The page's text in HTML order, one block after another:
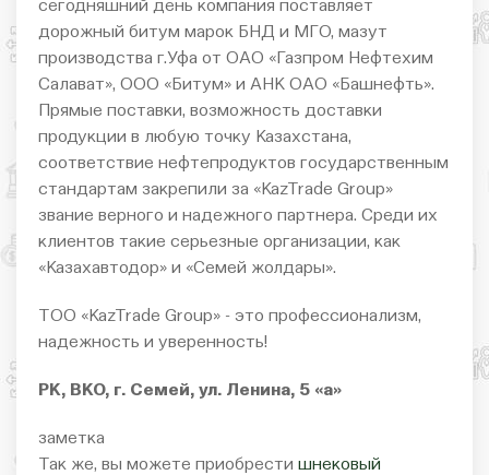
сегодняшний день компания поставляет
дорожный битум марок БНД и МГО, мазут
производства г.Уфа от ОАО «Газпром Нефтехим
Салават», ООО «Битум» и АНК ОАО «Башнефть».
Прямые поставки, возможность доставки
продукции в любую точку Казахстана,
соответствие нефтепродуктов государственным
стандартам закрепили за «KazTrade Group»
звание верного и надежного партнера. Среди их
клиентов такие серьезные организации, как
«Казахавтодор» и «Семей жолдары».
ТОО «KazTrade Group» - это профессионализм,
надежность и уверенность!
РК, ВКО, г. Семей, ул. Ленина, 5 «а»
заметка
Так же, вы можете приобрести шнековый